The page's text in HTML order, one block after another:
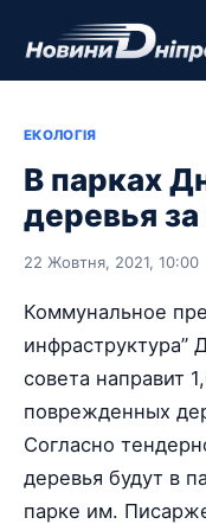
ЕКОЛОГІЯ
В парках
деревья
22 Жовтня, 2021, 10:00
Коммунальное
инфраструктура”
совета направит
поврежденных
Согласно
деревья будут в
парке им.